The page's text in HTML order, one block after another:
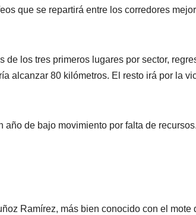
que se repartirá entre los corredores mejor
de los tres primeros lugares por sector,
alcanzar 80 kilómetros. El resto irá por la
de bajo movimiento por falta de
Ramírez, más bien conocido con el mote